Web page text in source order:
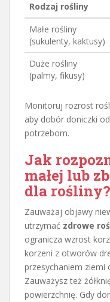
Rodzaj rośliny
Małe rośliny
(sukulenty, kaktusy)
Duże rośliny
(palmy, fikusy)
Monitoruj rozrost
aby dobór doniczki
potrzebom.
Jak
małej lub
dla rośliny?
Zauważaj objawy
utrzymać zdrowe
ogranicza wzrost
korzeni z otworów
przesychaniem ziemi
Zauważysz też
powierzchnię. Gdy